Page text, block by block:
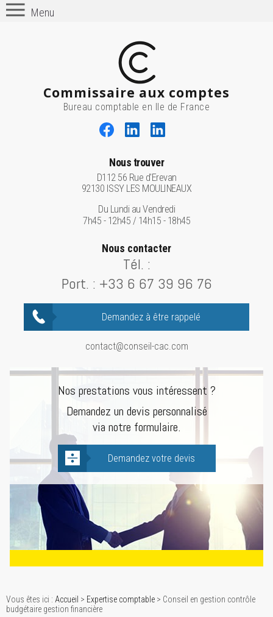
Menu
Commissaire aux comptes
Bureau comptable en Ile de France
Nous trouver
D112 56 Rue d'Erevan
92130 ISSY LES MOULINEAUX
Du Lundi au Vendredi
7h45 - 12h45 / 14h15 - 18h45
Nous contacter
Tél. :
Port. : +33 6 67 39 96 76
Demandez à être rappelé
contact@conseil-cac.com
Nos prestations vous intéressent ?
Demandez un devis personnalisé
via notre formulaire.
Demandez votre devis
Vous êtes ici : Accueil > Expertise comptable > Conseil en gestion contrôle
budgétaire gestion financière